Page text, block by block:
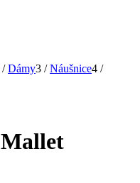
/ Dámy3 / Náušnice4 /